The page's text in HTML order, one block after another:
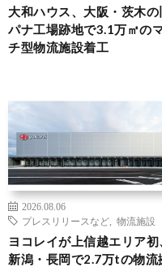
大和ハウス、大阪・茨木の
パナ工場跡地で3.1万㎡の
チ型物流施設着工
2026.08.06
プレスリリースなど
物流施設
ヨコレイが上信越エリア初
新潟・長岡で2.7万tの物流